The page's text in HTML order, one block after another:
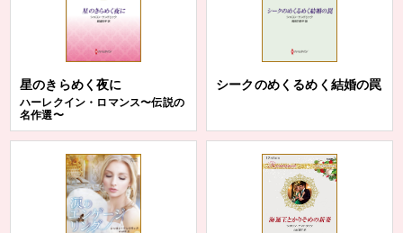
星のきらめく夜に
ハーレクイン・ロマンス〜伝説の
名作選〜
シークのめくるめく結婚の罠